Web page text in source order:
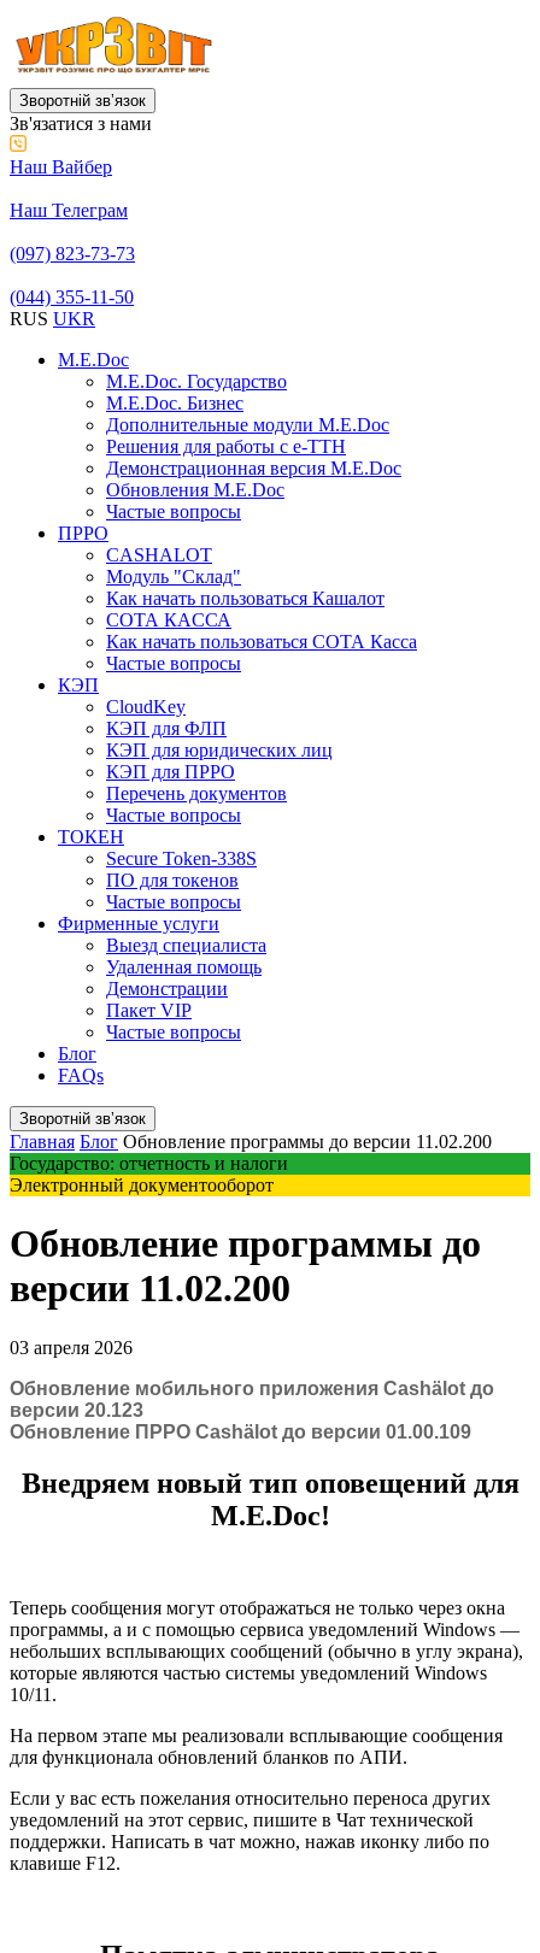
Зворотній звʼязок
Зв'язатися з нами
Наш Вайбер
Наш Телеграм
(097) 823-73-73
(044) 355-11-50
RUS UKR
M.E.Doc
M.E.Doc. Государство
M.E.Doc. Бизнес
Дополнительные модули M.E.Doc
Решения для работы с е-ТТН
Демонстрационная версия M.E.Doc
Обновления M.E.Doc
Частые вопросы
ПРРО
CASHALOT
Модуль "Склад"
Как начать пользоваться Кашалот
СОТА КАCСА
Как начать пользоваться СОТА Касса
Частые вопросы
КЭП
CloudKey
КЭП для ФЛП
КЭП для юридических лиц
КЭП для ПРРО
Перечень документов
Частые вопросы
ТОКЕН
Secure Token-338S
ПО для токенов
Частые вопросы
Фирменные услуги
Выезд специалиста
Удаленная помощь
Демонстрации
Пакет VIP
Частые вопросы
Блог
FAQs
Зворотній звʼязок
Главная Блог Обновление программы до версии 11.02.200
Государство: отчетность и налоги
Электронный документооборот
Обновление программы до
версии 11.02.200
03 апреля 2026
Обновление мобильного приложения Cashӓlot до
версии 20.123
Обновление ПРРО Cashӓlot до версии 01.00.109
Внедряем новый тип оповещений для
M.E.Doc!
Теперь сообщения могут отображаться не только через окна
программы, а и с помощью сервиса уведомлений Windows —
небольших всплывающих сообщений (обычно в углу экрана),
которые являются частью системы уведомлений Windows
10/11.
На первом этапе мы реализовали всплывающие сообщения
для функционала обновлений бланков по АПИ.
Если у вас есть пожелания относительно переноса других
уведомлений на этот сервис, пишите в Чат технической
поддержки. Написать в чат можно, нажав иконку либо по
клавише F12.